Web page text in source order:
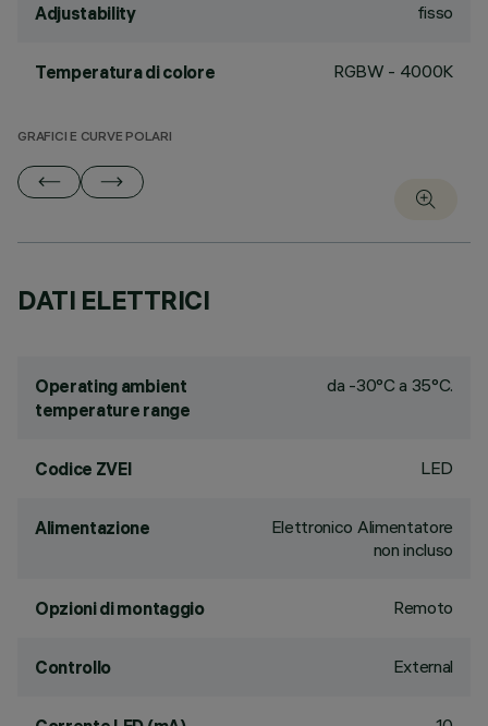
Adjustability fisso
Temperatura di colore RGBW - 4000K
GRAFICI E CURVE POLARI
DATI ELETTRICI
Operating ambient
temperature range
da -30°C a 35°C.
Codice ZVEI LED
Alimentazione
Elettronico Alimentatore
non incluso
Opzioni di montaggio Remoto
Controllo External